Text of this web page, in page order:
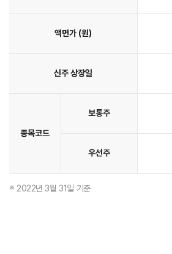
액면가 (원)
신주 상장일
종목코드
보통주
우선주
2022년 3월 31일 기준